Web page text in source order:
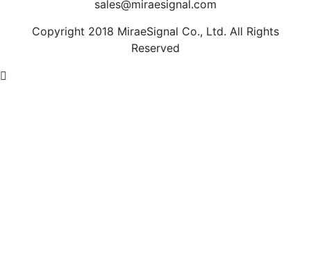
sales@miraesignal.com
Copyright 2018 MiraeSignal Co., Ltd. All Rights
Reserved